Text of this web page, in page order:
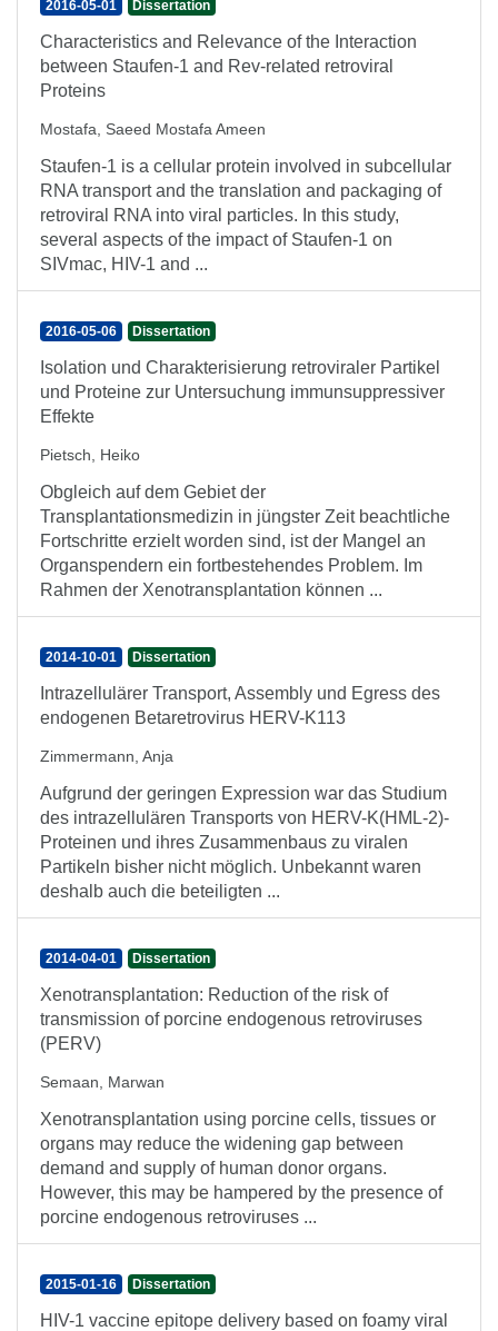
2016-05-01 Dissertation
Characteristics and Relevance of the Interaction
between Staufen-1 and Rev-related retroviral
Proteins
Mostafa, Saeed Mostafa Ameen
Staufen-1 is a cellular protein involved in subcellular
RNA transport and the translation and packaging of
retroviral RNA into viral particles. In this study,
several aspects of the impact of Staufen-1 on
SIVmac, HIV-1 and ...
2016-05-06 Dissertation
Isolation und Charakterisierung retroviraler Partikel
und Proteine zur Untersuchung immunsuppressiver
Effekte
Pietsch, Heiko
Obgleich auf dem Gebiet der
Transplantationsmedizin in jüngster Zeit beachtliche
Fortschritte erzielt worden sind, ist der Mangel an
Organspendern ein fortbestehendes Problem. Im
Rahmen der Xenotransplantation können ...
2014-10-01 Dissertation
Intrazellulärer Transport, Assembly und Egress des
endogenen Betaretrovirus HERV-K113
Zimmermann, Anja
Aufgrund der geringen Expression war das Studium
des intrazellulären Transports von HERV-K(HML-2)-
Proteinen und ihres Zusammenbaus zu viralen
Partikeln bisher nicht möglich. Unbekannt waren
deshalb auch die beteiligten ...
2014-04-01 Dissertation
Xenotransplantation: Reduction of the risk of
transmission of porcine endogenous retroviruses
(PERV)
Semaan, Marwan
Xenotransplantation using porcine cells, tissues or
organs may reduce the widening gap between
demand and supply of human donor organs.
However, this may be hampered by the presence of
porcine endogenous retroviruses ...
2015-01-16 Dissertation
HIV-1 vaccine epitope delivery based on foamy viral